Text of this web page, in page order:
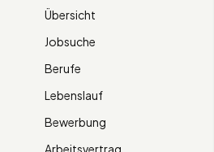
Übersicht
Jobsuche
Berufe
Lebenslauf
Bewerbung
Arbeitsvertrag